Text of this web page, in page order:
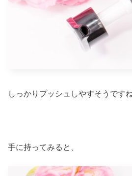
しっかりプッシュしやすそうです
手に持ってみると、